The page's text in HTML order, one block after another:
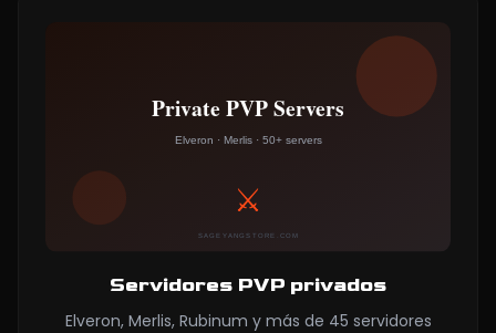
Servidores PVP privados
Elveron, Merlis, Rubinum y más de 45 servidores